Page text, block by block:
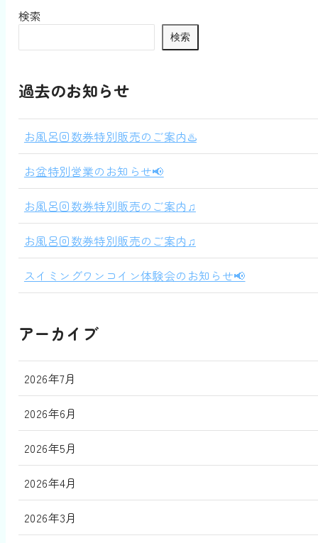
検索
検索
過去のお知らせ
お風呂回数券特別販売のご案内♨️
お盆特別営業のお知らせ📢
お風呂回数券特別販売のご案内♫
お風呂回数券特別販売のご案内♫
スイミングワンコイン体験会のお知らせ📢
アーカイブ
2026年7月
2026年6月
2026年5月
2026年4月
2026年3月